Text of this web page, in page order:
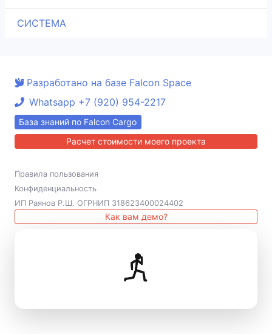
СИСТЕМА
Разработано на базе Falcon Space
Whatsapp +7 (920) 954-2217
База знаний по Falcon Cargo
Расчет стоимости моего проекта
Правила пользования
Конфиденциальность
ИП Раянов Р.Ш. ОГРНИП 318623400024402
Как вам демо?